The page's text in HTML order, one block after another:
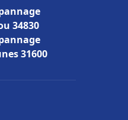
34830
31600